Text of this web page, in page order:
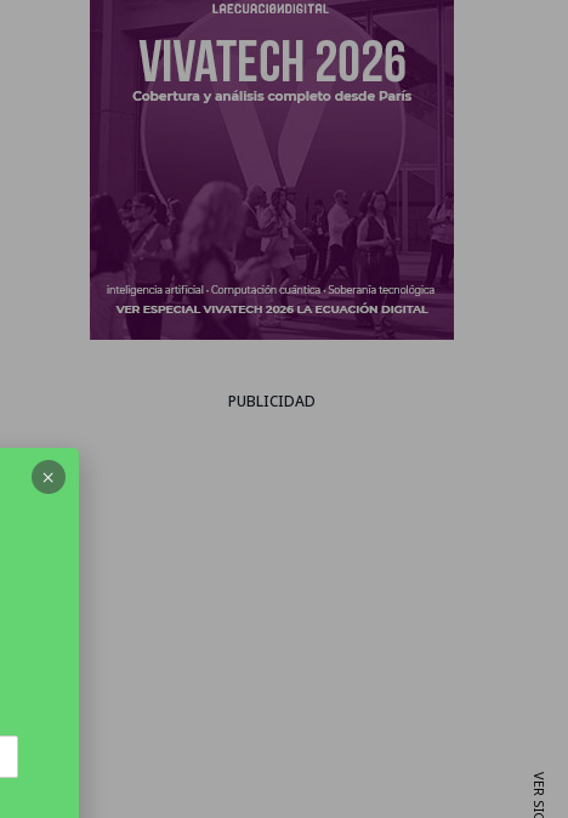
PUBLICIDAD
×